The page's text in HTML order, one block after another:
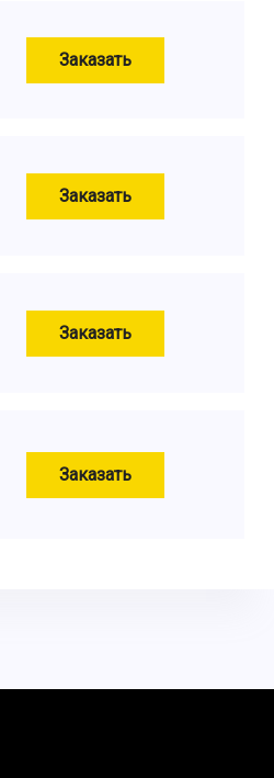
Заказать
Заказать
Заказать
Заказать